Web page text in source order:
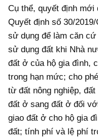
Cụ thể, quyết định
Quyết định số 30/
sử dụng để làm căn
sử dụng đất khi Nhà
đất ở của hộ gia đình,
trong hạn mức; cho
từ đất nông nghiệp,
đất ở sang đất ở đối
giao đất ở cho hộ gia
đất; tính phí và lệ phí